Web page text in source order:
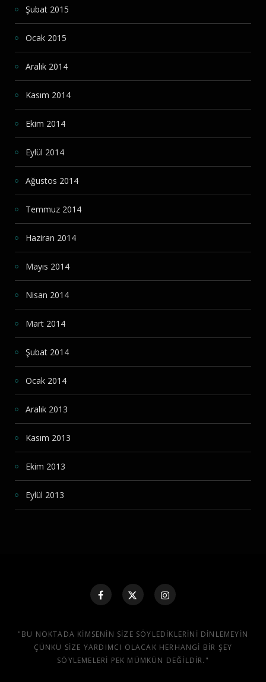
Şubat 2015
Ocak 2015
Aralık 2014
Kasım 2014
Ekim 2014
Eylül 2014
Ağustos 2014
Temmuz 2014
Haziran 2014
Mayıs 2014
Nisan 2014
Mart 2014
Şubat 2014
Ocak 2014
Aralık 2013
Kasım 2013
Ekim 2013
Eylül 2013
"BU NOKTADA KIMSENIN SIZE SÖYLEDIKLERINI DINLEMEYIN
ÇÜNKÜ SIZE YARDIMCI OLACAK HERHANGI BIR ŞEY
SÖYLEMELERI PEK MÜMKÜN DEĞILDIR."